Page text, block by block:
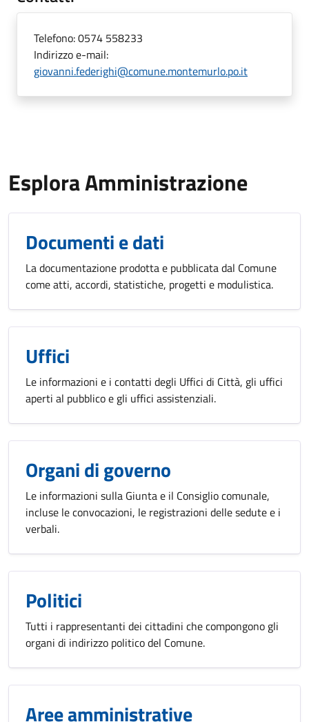
Telefono:0574 558233
Indirizzo e-mail:
giovanni.federighi@comune.montemurlo.po.it
Esplora Amministrazione
Documenti e dati
La documentazione prodotta e pubblicata dal Comune
come atti, accordi, statistiche, progetti e modulistica.
Uffici
Le informazioni e i contatti degli Uffici di Città, gli uffici
aperti al pubblico e gli uffici assistenziali.
Organi di governo
Le informazioni sulla Giunta e il Consiglio comunale,
incluse le convocazioni, le registrazioni delle sedute e i
verbali.
Politici
Tutti i rappresentanti dei cittadini che compongono gli
organi di indirizzo politico del Comune.
Aree amministrative